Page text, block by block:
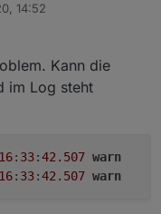
14:52
Kann die
im Log steht
16: 33:42.507 warn
16: 33:42.507 warn